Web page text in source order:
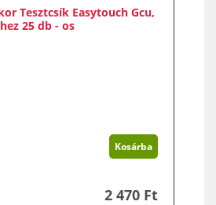
Tesztcsík Easytouch Gcu,
25 db - os
Kosárba
2 470 Ft